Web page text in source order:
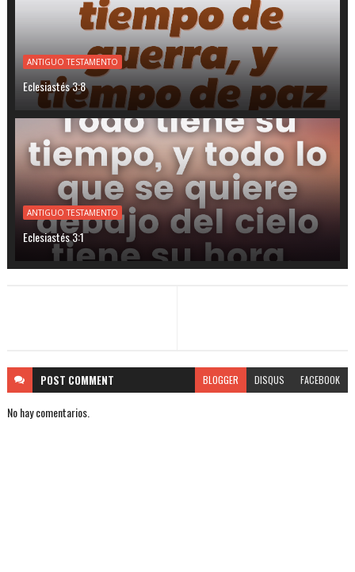
ANTIGUO TESTAMENTO
Eclesiastés 3:8
ANTIGUO TESTAMENTO
Eclesiastés 3:1
POST COMMENT BLOGGER DISQUS FACEBOOK
No hay comentarios.